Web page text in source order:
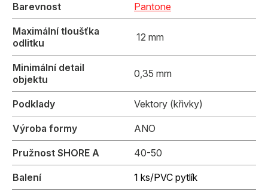
Barevnost Pantone
Maximální tloušťka
odlitku
12 mm
Minimální detail
objektu
0,35 mm
Podklady Vektory (křivky)
Výroba formy ANO
Pružnost SHORE A 40-50
Balení 1 ks/PVC pytlík